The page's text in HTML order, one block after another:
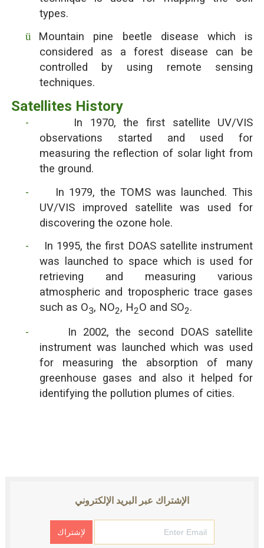
types.
ü
Mountain pine beetle disease which is
considered as a forest disease can be
controlled by using remote sensing
techniques.
Satellites History
-
In 1970, the first satellite UV/VIS
observations started and used for
measuring the reflection of solar light from
the ground.
-
In 1979, the TOMS was launched. This
UV/VIS improved satellite was used for
discovering the ozone hole.
-
In 1995, the first DOAS satellite instrument
was launched to space which is used for
retrieving and measuring various
atmospheric and tropospheric trace gases
such as O3, NO2, H2O and SO2.
-
In 2002, the second DOAS satellite
instrument was launched which was used
for measuring the absorption of many
greenhouse gases and also it helped for
identifying the pollution plumes of cities.
الإشتراك عبر البريد الإلكتروني